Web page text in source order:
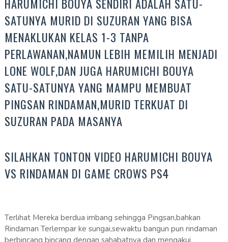
HARUMICHI BOUYA SENDIRI ADALAH SATU-
SATUNYA MURID DI SUZURAN YANG BISA
MENAKLUKAN KELAS 1-3 TANPA
PERLAWANAN,NAMUN LEBIH MEMILIH MENJADI
LONE WOLF,DAN JUGA HARUMICHI BOUYA
SATU-SATUNYA YANG MAMPU MEMBUAT
PINGSAN RINDAMAN,MURID TERKUAT DI
SUZURAN PADA MASANYA
SILAHKAN TONTON VIDEO HARUMICHI BOUYA
VS RINDAMAN DI GAME CROWS PS4
Terlihat Mereka berdua imbang sehingga Pingsan,bahkan
Rindaman Terlempar ke sungai,sewaktu bangun pun rindaman